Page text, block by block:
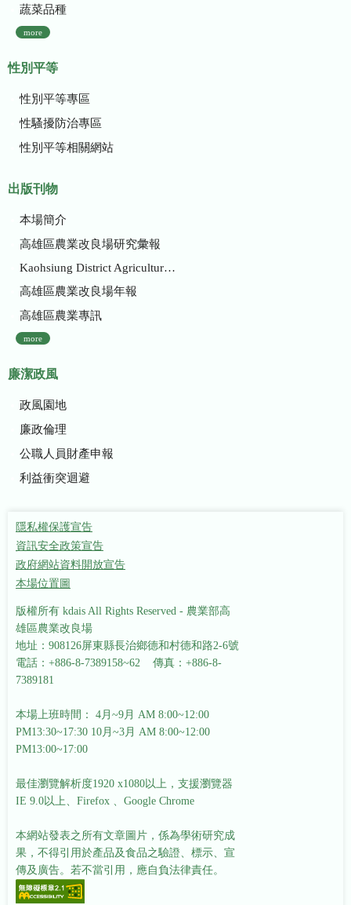
蔬菜品種
more
性別平等
性別平等專區
性騷擾防治專區
性別平等相關網站
出版刊物
本場簡介
高雄區農業改良場研究彙報
Kaohsiung District Agricultural Research and Extension Station
高雄區農業改良場年報
高雄區農業專訊
more
廉潔政風
政風園地
廉政倫理
公職人員財產申報
利益衝突迴避
隱私權保護宣告
資訊安全政策宣告
政府網站資料開放宣告
本場位置圖
版權所有 kdais All Rights Reserved - 農業部高
雄區農業改良場
地址：908126屏東縣長治鄉德和村德和路2-6號
電話：+886-8-7389158~62 傳真：+886-8-
7389181
本場上班時間： 4月~9月 AM 8:00~12:00
PM13:30~17:30 10月~3月 AM 8:00~12:00
PM13:00~17:00
最佳瀏覽解析度1920 x1080以上，支援瀏覽器
IE 9.0以上、Firefox 、Google Chrome
本網站發表之所有文章圖片，係為學術研究成
果，不得引用於產品及食品之驗證、標示、宣
傳及廣告。若不當引用，應自負法律責任。